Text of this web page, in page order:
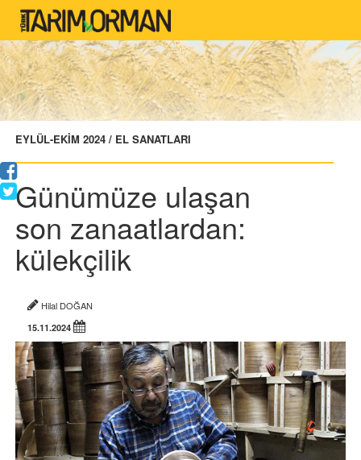
EYLÜL-EKİM 2024 / EL SANATLARI
Günümüze ulaşan
son zanaatlardan:
külekçilik
Hilal DOĞAN
15.11.2024